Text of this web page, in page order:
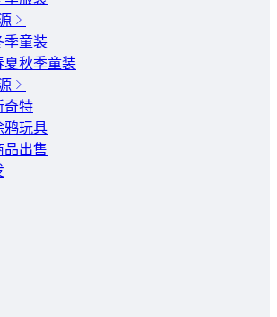
季童装
夏秋季童装
奇特
鸦玩具
品出售